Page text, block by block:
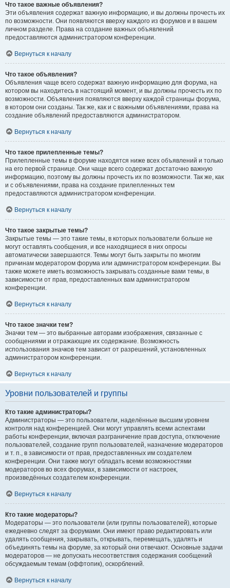
Что такое важные объявления?
Эти объявления содержат важную информацию, и вы должны прочесть их
по возможности. Они появляются вверху каждого из форумов и в вашем
личном разделе. Права на создание важных объявлений
предоставляются администратором конференции.
Вернуться к началу
Что такое объявления?
Объявления чаще всего содержат важную информацию для форума, на
котором вы находитесь в настоящий момент, и вы должны прочесть их по
возможности. Объявления появляются вверху каждой страницы форума,
в котором они созданы. Так же, как и с важными объявлениями, права на
создание объявлений предоставляются администратором.
Вернуться к началу
Что такое прилепленные темы?
Прилепленные темы в форуме находятся ниже всех объявлений и только
на его первой странице. Они чаще всего содержат достаточно важную
информацию, поэтому вы должны прочесть их по возможности. Так же, как
и с объявлениями, права на создание прилепленных тем
предоставляются администратором конференции.
Вернуться к началу
Что такое закрытые темы?
Закрытые темы — это такие темы, в которых пользователи больше не
могут оставлять сообщения, и все находящиеся в них опросы
автоматически завершаются. Темы могут быть закрыты по многим
причинам модератором форума или администратором конференции. Вы
также можете иметь возможность закрывать созданные вами темы, в
зависимости от прав, предоставленных вам администратором
конференции.
Вернуться к началу
Что такое значки тем?
Значки тем — это выбранные авторами изображения, связанные с
сообщениями и отражающие их содержание. Возможность
использования значков тем зависит от разрешений, установленных
администратором конференции.
Вернуться к началу
Уровни пользователей и группы
Кто такие администраторы?
Администраторы — это пользователи, наделённые высшим уровнем
контроля над конференцией. Они могут управлять всеми аспектами
работы конференции, включая разграничение прав доступа, отключение
пользователей, создание групп пользователей, назначение модераторов
и т. п., в зависимости от прав, предоставленных им создателем
конференции. Они также могут обладать всеми возможностями
модераторов во всех форумах, в зависимости от настроек,
произведённых создателем конференции.
Вернуться к началу
Кто такие модераторы?
Модераторы — это пользователи (или группы пользователей), которые
ежедневно следят за форумами. Они имеют право редактировать или
удалять сообщения, закрывать, открывать, перемещать, удалять и
объединять темы на форуме, за который они отвечают. Основные задачи
модераторов — не допускать несоответствия содержания сообщений
обсуждаемым темам (оффтопик), оскорблений.
Вернуться к началу